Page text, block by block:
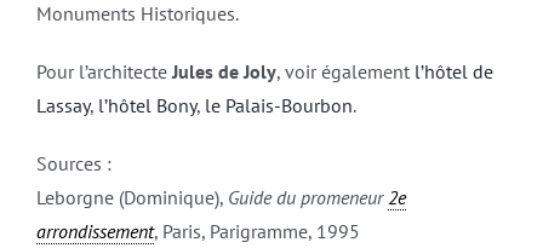
Monuments Historiques.
Pour l’architecteJules de Joly, voir également l’hôtel de
Lassay, l’hôtel Bony, le Palais-Bourbon.
Sources :
Leborgne (Dominique), Guide du promeneur2e
arrondissement, Paris, Parigramme, 1995